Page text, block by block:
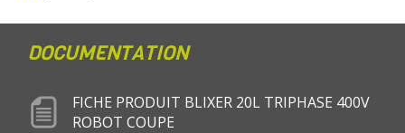
DOCUMENTATION
FICHE PRODUIT BLIXER 20L TRIPHASE 400V
ROBOT COUPE